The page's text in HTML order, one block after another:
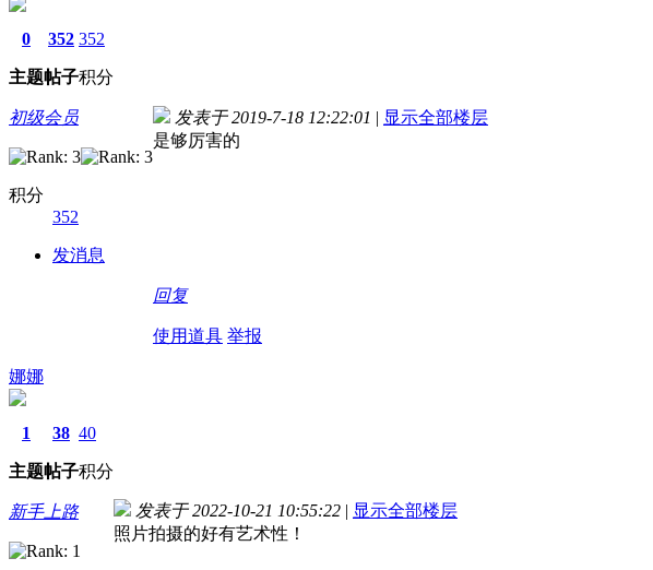
0
主题
352
帖子
352
积分
初级会员
积分
352
发消息
发表于 2019-7-18 12:22:01 | 显示全部楼层
是够厉害的
回复
使用道具 举报
娜娜
1
主题
38
帖子
40
积分
新手上路 发表于 2022-10-21 10:55:22 | 显示全部楼层
照片拍摄的好有艺术性！